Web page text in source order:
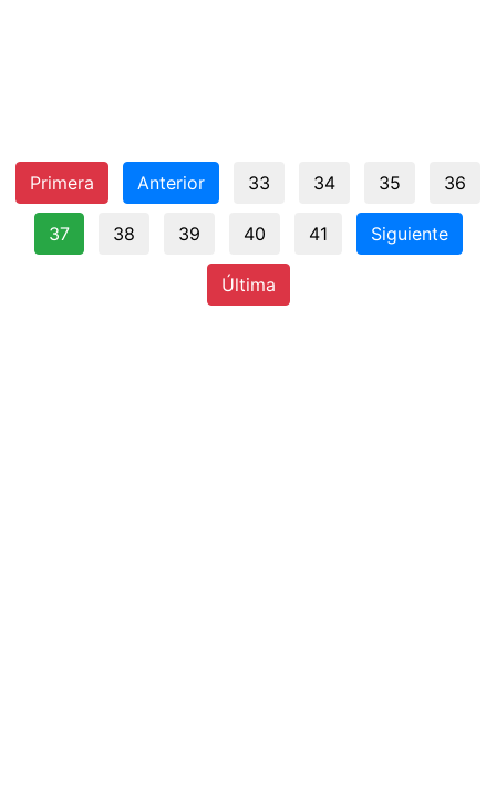
Primera Anterior 33 34 35 36
37 38 39 40 41 Siguiente
Última